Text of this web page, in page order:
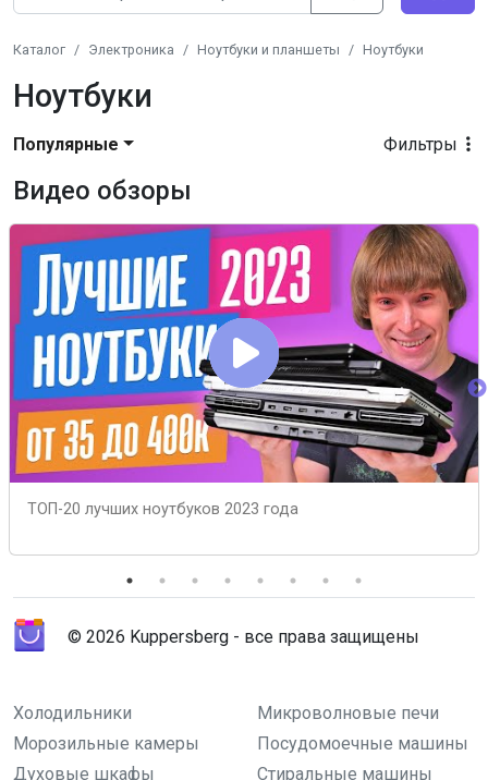
Каталог Электроника Ноутбуки и планшеты Ноутбуки
Ноутбуки
Фильтры
Популярные
Видео обзоры
ТОП-20 лучших ноутбуков 2023 года
© 2026 Kuppersberg - все права защищены
Холодильники
Микроволновые печи
Морозильные камеры
Посудомоечные машины
Духовые шкафы
Стиральные машины